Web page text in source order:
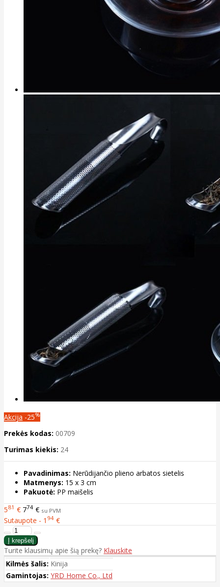
Akcija -25%
Prekės kodas: 00709
Turimas kiekis: 24
Pavadinimas: Nerūdijančio plieno arbatos sietelis
Matmenys: 15 x 3 cm
Pakuotė: PP maišelis
581 € 774 € su PVM
Sutaupote - 1 94 €
Turite klausimų apie šią prekę? Klauskite
Kilmės šalis: Kinija
Gamintojas: YRD Home Co., Ltd